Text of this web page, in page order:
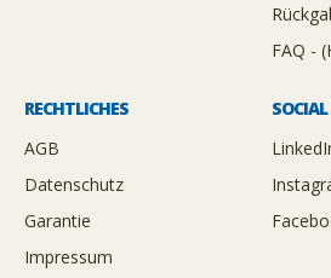
FAQ -
RECHTLICHES
AGB
Datenschutz
Garantie
Impressum